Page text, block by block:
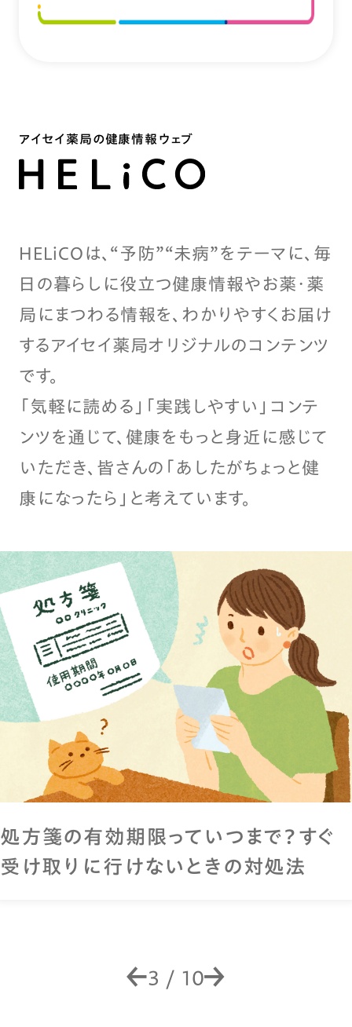
アイセイ薬局の健康情報ウェブ
HELiCOは、“予防”“未病”をテーマに、毎
日の暮らしに役立つ健康情報やお薬・薬
局にまつわる情報を、わかりやすくお届け
するアイセイ薬局オリジナルのコンテンツ
です。
「気軽に読める」「実践しやすい」コンテ
ンツを通じて、健康をもっと身近に感じて
いただき、皆さんの「あしたがちょっと健
康になったら」と考えています。
膀胱炎の症状は？「しみる・近い・残る」
のサインに要注意
4 / 10